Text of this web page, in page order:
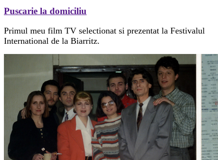
Puscarie la domiciliu
Primul meu film TV selectionat si prezentat la Festivalul
International de la Biarritz.